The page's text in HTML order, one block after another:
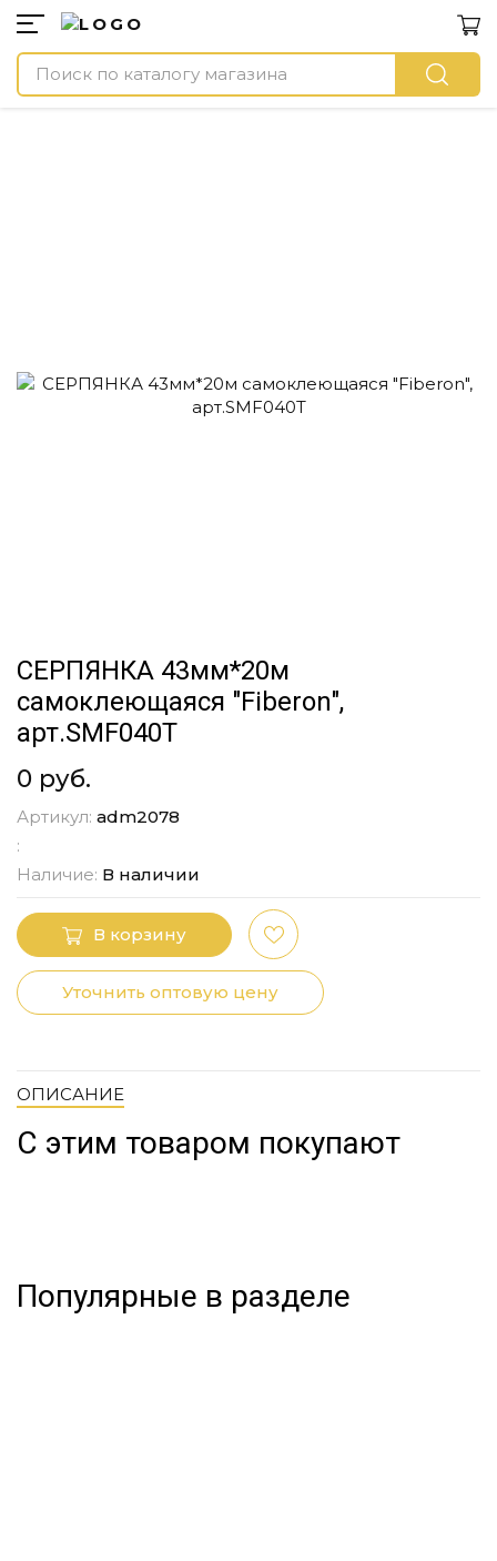
СЕРПЯНКА 43мм*20м
самоклеющаяся "Fiberon",
арт.SMF040T
0 руб.
Артикул: adm2078
:
Наличие: В наличии
В корзину
Уточнить оптовую цену
ОПИСАНИЕ
С этим товаром покупают
Популярные в разделе